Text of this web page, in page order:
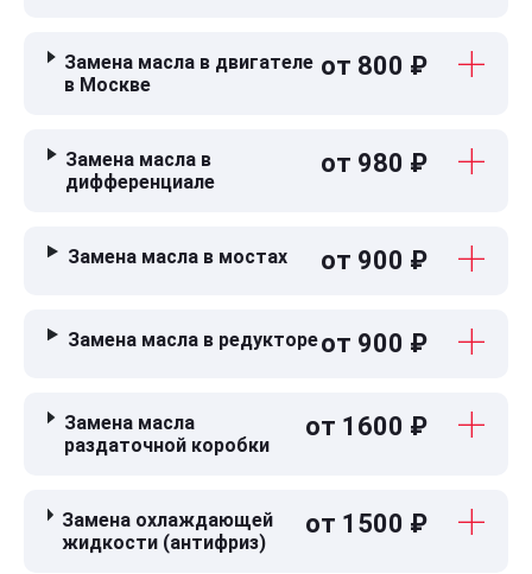
Замена масла в двигателе
в Москве
от 800 ₽
Замена масла в
дифференциале
от 980 ₽
Замена масла в мостах от 900 ₽
Замена масла в редуктореот 900 ₽
Замена масла
раздаточной коробки
от 1600 ₽
Замена охлаждающей
жидкости (антифриз)
от 1500 ₽